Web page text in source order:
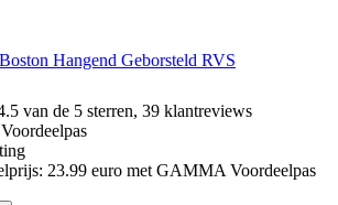
Hangend Geborsteld RVS
van de 5 sterren, 39 klantreviews
23.99 euro met GAMMA Voordeelpas